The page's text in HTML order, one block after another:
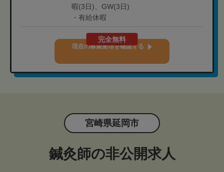
暇(3日)、GW(3日)
・有給休暇
完全無料
現在の募集要項を確認する
宮崎県延岡市
鍼灸師の非公開求人